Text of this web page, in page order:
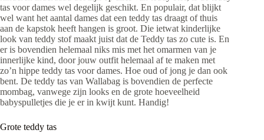
tas voor dames wel degelijk geschikt. En populair, dat blijkt
wel want het aantal dames dat een teddy tas draagt of thuis
aan de kapstok heeft hangen is groot. Die ietwat kinderlijke
look van teddy stof maakt juist dat de Teddy tas zo cute is. En
er is bovendien helemaal niks mis met het omarmen van je
innerlijke kind, door jouw outfit helemaal af te maken met
zo’n hippe teddy tas voor dames. Hoe oud of jong je dan ook
bent. De teddy tas van Wallabag is bovendien de perfecte
mombag, vanwege zijn looks en de grote hoeveelheid
babyspulletjes die je er in kwijt kunt. Handig!
Grote teddy tas